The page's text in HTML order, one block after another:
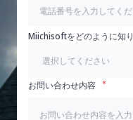
Miichisoftをどのように知
お問い合わせ内容